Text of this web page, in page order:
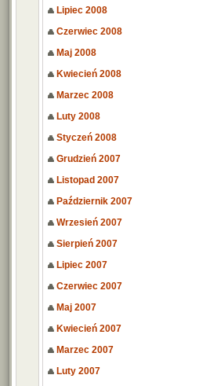
Lipiec 2008
Czerwiec 2008
Maj 2008
Kwiecień 2008
Marzec 2008
Luty 2008
Styczeń 2008
Grudzień 2007
Listopad 2007
Październik 2007
Wrzesień 2007
Sierpień 2007
Lipiec 2007
Czerwiec 2007
Maj 2007
Kwiecień 2007
Marzec 2007
Luty 2007